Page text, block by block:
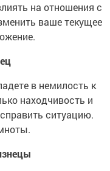
на отношения с
ваше текущее
в немилость к
находчивость и
ситуацию.